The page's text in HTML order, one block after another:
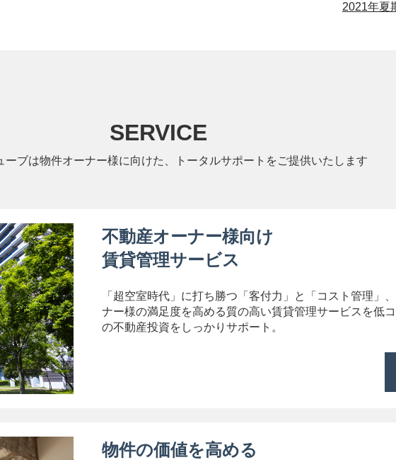
2021年夏
SERVICE
ーブは物件オーナー様に向けた、トータルサポートをご提供いたします
不動産オーナー様向け
賃貸管理サービス
「超空室時代」に打ち勝つ「客付力」と「コスト管理」
ナー様の満足度を高める質の高い賃貸管理サービスを低
の不動産投資をしっかりサポート。
物件の価値を高める